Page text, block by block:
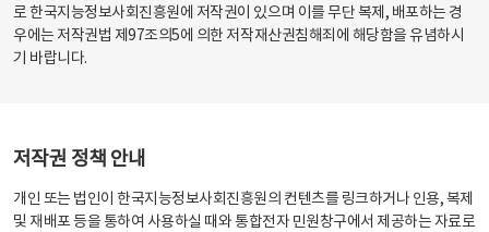
로 한국지능정보사회진흥원에 저작권이 있으며 이를 무단 복제, 배포하는 경
우에는 저작권법 제97조의5에 의한 저작재산권침해죄에 해당함을 유념하시
기 바랍니다.
저작권 정책 안내
개인 또는 법인이 한국지능정보사회진흥원의 컨텐츠를 링크하거나 인용, 복제
및 재배포 등을 통하여 사용하실 때와 통합전자 민원창구에서 제공하는 자료로